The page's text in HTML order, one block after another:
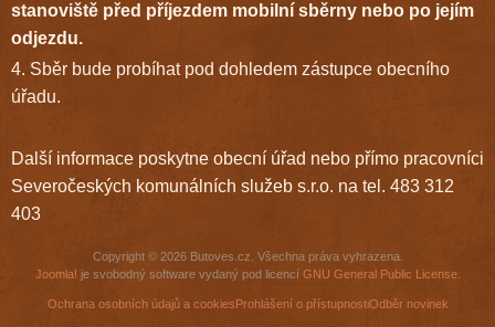
stanoviště před příjezdem mobilní sběrny nebo po jejím
odjezdu.
4. Sběr bude probíhat pod dohledem zástupce obecního
úřadu.
Další informace poskytne obecní úřad nebo přímo pracovníci
Severočeských komunálních služeb s.r.o. na tel. 483 312
403
Copyright © 2026 Butoves.cz. Všechna práva vyhrazena.
Joomla! je svobodný software vydaný pod licencí GNU General Public License.
Ochrana osobních údajů a cookies Prohlášení o přístupnostiOdběr novinek